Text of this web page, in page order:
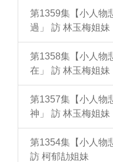
第1359集【小人物
過」 訪 林玉梅姐妹
第1358集【小人物
在」 訪 林玉梅姐妹
第1357集【小人物
神」 訪 林玉梅姐妹
第1354集【小人物
訪 柯郁劼姐妹